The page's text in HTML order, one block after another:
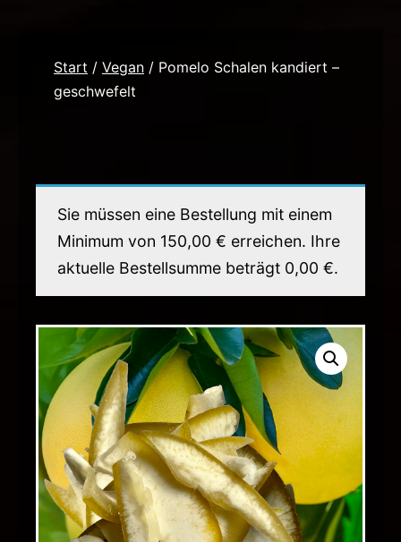
Start / Vegan / Pomelo Schalen kandiert –
geschwefelt
Sie müssen eine Bestellung mit einem
Minimum von 150,00 € erreichen. Ihre
aktuelle Bestellsumme beträgt 0,00 €.